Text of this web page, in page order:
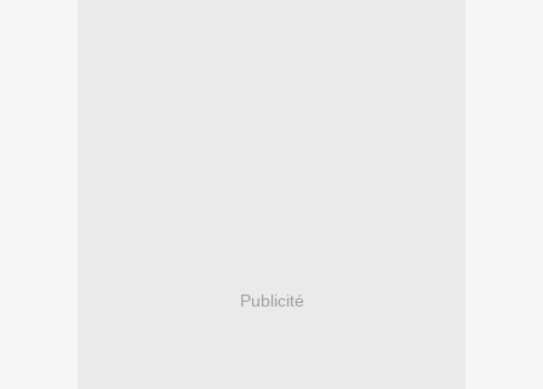
Publicité